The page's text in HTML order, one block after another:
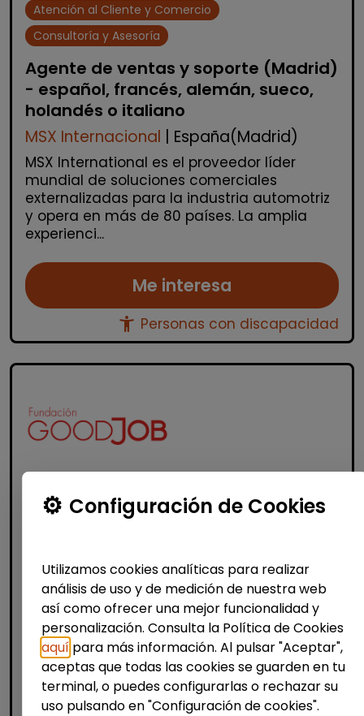
Atención al Cliente y Comercio
Consultoría y Asesoría
Agente de ventas y soporte (Madrid)
- español, francés, alemán, sueco,
holandés o italiano
MSX Internacional | España(Madrid)
MSX International es el proveedor líder
mundial de soluciones comerciales
externalizadas para la industria automotriz
y opera en más de 80 países. La amplia
experienci...
Me interesa
accessibility_new Personas con discapacidad
Informática y Tecnología
FUNDACIÓN GOODJOB| España(Madrid)
En Fundación GoodJob trabajamos para
impulsar la inclusión laboral de las personas
con discapacidad, generando
oportunidades reales de empleo y
desarrollo profesional. Buscamos in...
% de respuesta: 93,75%
Configuración de Cookies
Utilizamos cookies analíticas para realizar
análisis de uso y de medición de nuestra web
así como ofrecer una mejor funcionalidad y
personalización. Consulta la Política de Cookies
aquí para más información. Al pulsar "Aceptar",
aceptas que todas las cookies se guarden en tu
terminal, o puedes configurarlas o rechazar su
uso pulsando en "Configuración de cookies".